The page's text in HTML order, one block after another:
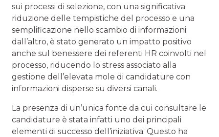
sui processi di selezione, con una significativa
riduzione delle tempistiche del processo e una
semplificazione nello scambio di informazioni;
dall’altro, è stato generato un impatto positivo
anche sul benessere dei referenti HR coinvolti nel
processo, riducendo lo stress associato alla
gestione dell’elevata mole di candidature con
informazioni disperse su diversi canali.
La presenza di un’unica fonte da cui consultare le
candidature è stata infatti uno dei principali
elementi di successo dell’iniziativa. Questo ha